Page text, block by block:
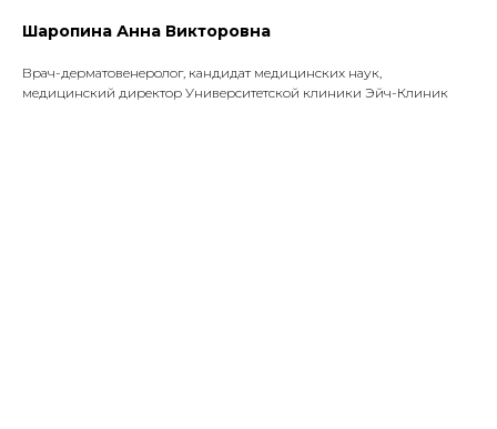
Шаропина Анна Викторовна
Врач-дерматовенеролог, кандидат медицинских наук,
медицинский директор Университетской клиники Эйч-Клиник